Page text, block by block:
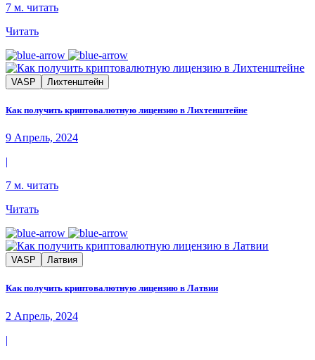
7 м. читать
Читать
VASP Лихтенштейн
Как получить криптовалютную лицензию в Лихтенштейне
9 Апрель, 2024
|
7 м. читать
Читать
VASP Латвия
Как получить криптовалютную лицензию в Латвии
2 Апрель, 2024
|